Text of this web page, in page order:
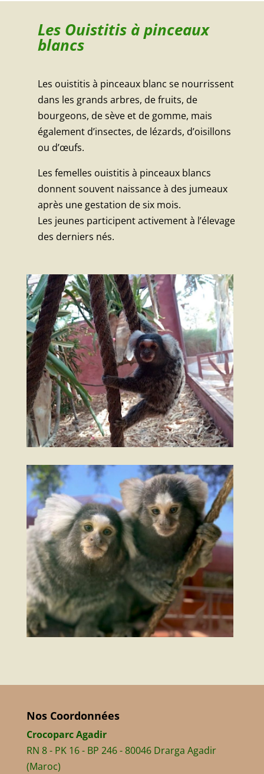
Les Ouistitis à pinceaux
blancs
Les ouistitis à pinceaux blanc se nourrissent
dans les grands arbres, de fruits, de
bourgeons, de sève et de gomme, mais
également d’insectes, de lézards, d’oisillons
ou d’œufs.
Les femelles ouistitis à pinceaux blancs
donnent souvent naissance à des jumeaux
après une gestation de six mois.
Les jeunes participent activement à l’élevage
des derniers nés.
Nos Coordonnées
Crocoparc Agadir
RN 8 - PK 16 - BP 246 - 80046 Drarga Agadir
(Maroc)